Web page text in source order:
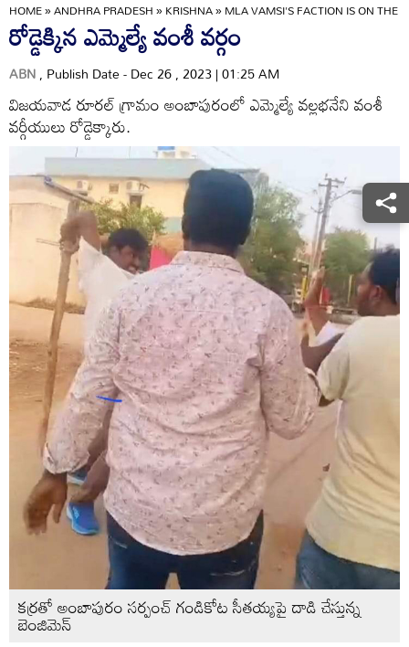
HOME»ANDHRA PRADESH»KRISHNA»MLA VAMSI'S FACTION IS ON THE
రోడ్డెక్కిన ఎమ్మెల్యే వంశీ వర్గం
ABN, Publish Date - Dec 26 , 2023 | 01:25 AM
విజయవాడ రూరల్‌ గ్రామం అంబాపురంలో ఎమ్మెల్యే వల్లభనేని వంశీ
వర్గీయులు రోడ్డెక్కారు.
కర్రతో అంబాపురం సర్పంచ్‌ గండికోట సీతయ్యపై దాడి చేస్తున్న
బెంజిమెన్‌